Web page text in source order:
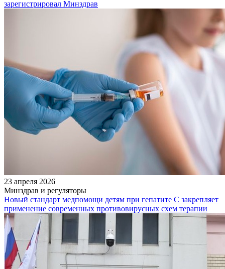
зарегистрировал Минздрав
23 апреля 2026
Минздрав и регуляторы
Новый стандарт медпомощи детям при гепатите С закрепляет
применение современных противовирусных схем терапии